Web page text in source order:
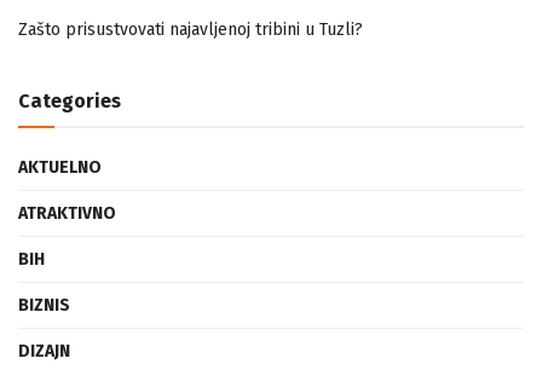
Zašto prisustvovati najavljenoj tribini u Tuzli?
Categories
AKTUELNO
ATRAKTIVNO
BIH
BIZNIS
DIZAJN